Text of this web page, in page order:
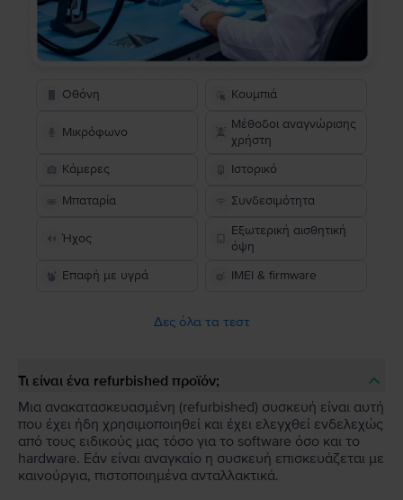
Οθόνη Κουμπιά
Μικρόφωνο
Μέθοδοι αναγνώρισης
χρήστη
Κάμερες
Ιστορικό
Μπαταρία Συνδεσιμότητα
Ήχος
Εξωτερική αισθητική
όψη
Επαφή με υγρά
IMEI & firmware
Δες όλα τα τεστ
Τι είναι ένα refurbished προϊόν;
Μια ανακατασκευασμένη (refurbished) συσκευή είναι αυτή
που έχει ήδη χρησιμοποιηθεί και έχει ελεγχθεί ενδελεχώς
από τους ειδικούς μας τόσο για το software όσο και το
hardware. Εάν είναι αναγκαίο η συσκευή επισκευάζεται με
καινούργια, πιστοποιημένα ανταλλακτικά.